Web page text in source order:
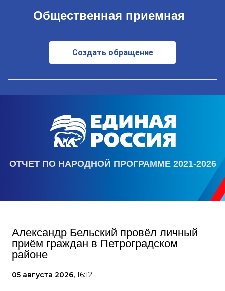
Общественная приемная
Создать обращение
ОТЧЕТ ПО НАРОДНОЙ ПРОГРАММЕ 2021-2026
Александр Бельский провёл личный
приём граждан в Петроградском
районе
05 августа 2026, 16:12